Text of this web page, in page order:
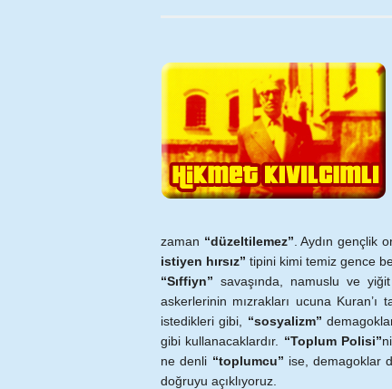
zaman “düzeltilemez” . Aydın gençlik
istiyen hırsız” tipini kimi temiz gence
“Sıffiyn” savaşında, namuslu ve
askerlerinin mızrakları ucuna Kuran’ı
istedikleri gibi, “sosyalizm”
gibi kullanacaklardır. “Toplum Polisi”
ne denli “toplumcu” ise, demagoklar
doğruyu açıklıyoruz.